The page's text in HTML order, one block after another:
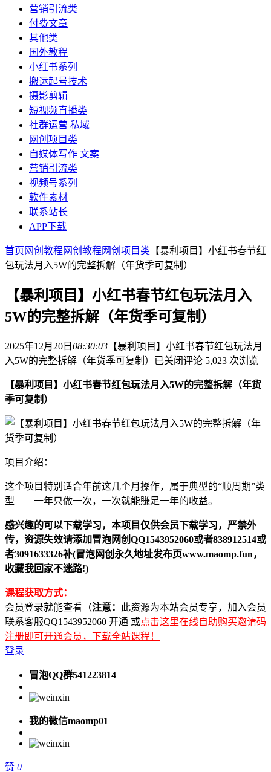
营销引流类
付费文章
其他类
国外教程
小红书系列
搬运起号技术
摄影剪辑
短视频直播类
社群运营 私域
网创项目类
自媒体写作 文案
营销引流类
视频号系列
软件素材
联系站长
APP下载
首页 网创教程 网创教程 网创项目类 【暴利项目】小红书春节红
包玩法月入5W的完整拆解（年货季可复制）
【暴利项目】小红书春节红包玩法月入
5W的完整拆解（年货季可复制）
2025年12月20日 08:30:03 【暴利项目】小红书春节红包玩法月
入5W的完整拆解（年货季可复制） 已关闭评论 5,023 次浏览
【暴利项目】小红书春节红包玩法月入5W的完整拆解（年货
季可复制）
项目介绍：
这个项目特别适合年前这几个月操作，属于典型的“顺周期”类
型——一年只做一次，一次就能賺足一年的收益。
感兴趣的可以下载学习，本项目仅供会员下载学习，严禁外
传，资源失效请添加冒泡网创QQ1543952060或者838912514或
者3091633326补(冒泡网创永久地址发布页www.maomp.fun，
收藏我回家不迷路!)
课程获取方式：
会员登录就能查看（注意：
此资源为本站会员专享，加入会员
联系客服QQ1543952060 开通 或点击这里在线自助购买邀请码
注册即可开通会员，下载全站课程！
登录
冒泡QQ群541223814
我的微信maomp01
赞 0